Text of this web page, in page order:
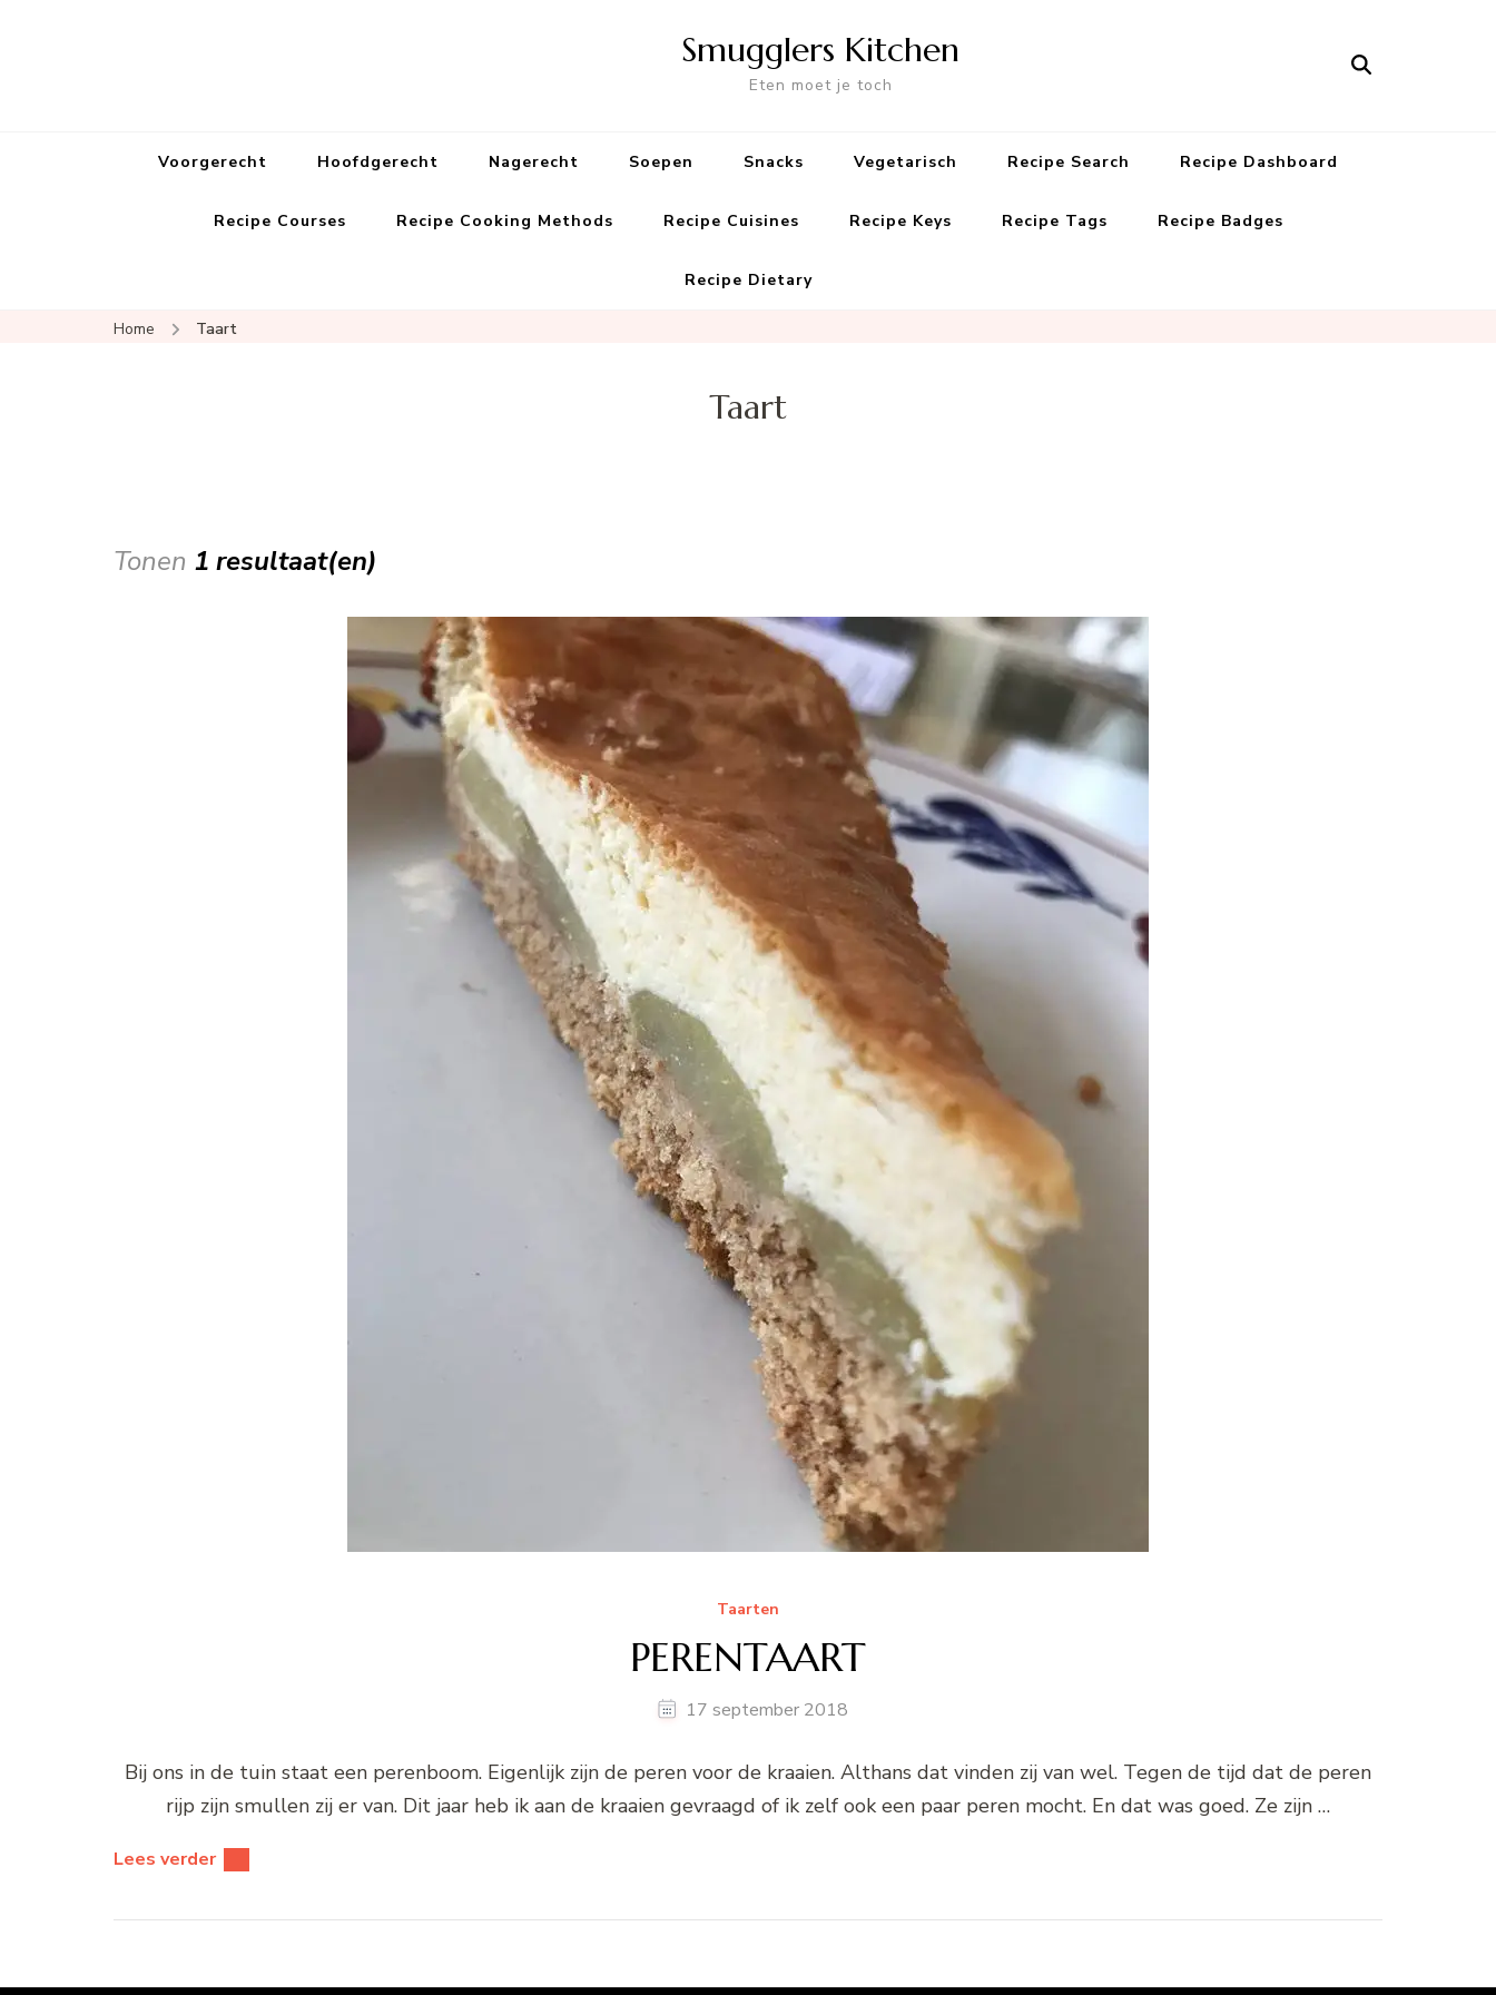
Smugglers Kitchen
Eten moet je toch
Voorgerecht Hoofdgerecht Nagerecht Soepen Snacks Vegetarisch Recipe Search Recipe Dashboard
Recipe Courses Recipe Cooking Methods Recipe Cuisines Recipe Keys Recipe Tags Recipe Badges
Recipe Dietary
Home Taart
Taart
Tonen 1 resultaat(en)
Taarten
PERENTAART
17 september 2018
Bij ons in de tuin staat een perenboom. Eigenlijk zijn de peren voor de kraaien. Althans dat vinden zij van wel. Tegen de tijd dat de peren
rijp zijn smullen zij er van. Dit jaar heb ik aan de kraaien gevraagd of ik zelf ook een paar peren mocht. En dat was goed. Ze zijn …
Lees verder